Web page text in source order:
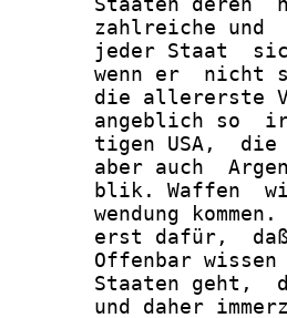
zahlreiche und
jeder Staat
wenn er  nicht
die allererste
angeblich so
tigen USA,
aber auch
blik. Waffen
wendung
erst dafür,
Offenbar
Staaten geht,
und daher